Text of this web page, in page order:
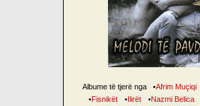
Albume të tjerë nga •Afrim Muçiqi
•Fisnikët •Ilirët •Nazmi Belica